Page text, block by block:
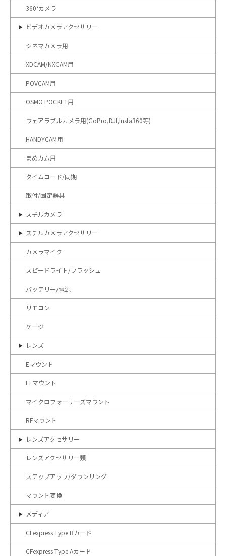
360°カメラ
ビデオカメラアクセサリー
シネマカメラ用
XDCAM/NXCAM用
POVCAM用
OSMO POCKET用
ウェアラブルカメラ用(GoPro,DJI,Insta360等)
HANDYCAM用
まめカム用
タイムコード/同期
取付/固定器具
スチルカメラ
スチルカメラアクセサリー
カメラマイク
スピードライト/フラッシュ
バッテリー/電源
リモコン
ケージ
レンズ
Eマウント
EFマウント
マイクロフォーサーズマウント
RFマウント
レンズアクセサリー
レンズアクセサリー類
ステップアップ/ダウンリング
マウント変換
メディア
CFexpress Type Bカード
CFexpress Type Aカード